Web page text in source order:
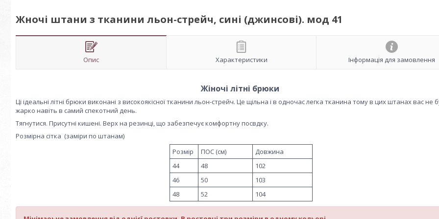
Жночі штани з тканини льон-стрейч, сині (джинсові). мод 41
Опис Характеристики Інформація для замовлення
Жіночі літні брюки
Ці ідеальні літні брюки виконані з високоякісної тканини льон-стрейч. Це щільна і в одночас легка тканина тому в цих штанах вас не
жарко навіть в самий спекотний день.
Тягнутися. Присутні кишені. Верх на резинці, що забезпечує комфортну посвдку.
Розмірна сітка (заміри по штанам)
Розмір
ПОС (см)
Довжина
44
48
102
46
50
103
48
52 104